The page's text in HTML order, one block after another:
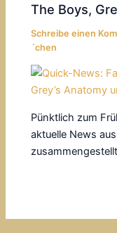
The Boys,
Schreibe einen
´chen
Pünktlich zum
aktuelle News